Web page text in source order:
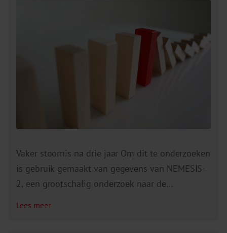
Vaker stoornis na drie jaar Om dit te onderzoeken
is gebruik gemaakt van gegevens van NEMESIS-
2, een grootschalig onderzoek naar de
Lees meer